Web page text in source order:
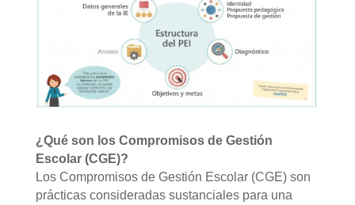
¿Qué son los Compromisos de Gestión
Escolar (CGE)?
Los Compromisos de Gestión Escolar (CGE) son
prácticas consideradas sustanciales para una